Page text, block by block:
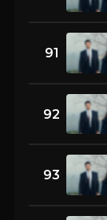
91
92
93